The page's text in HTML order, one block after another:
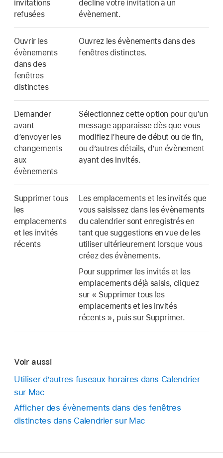
invitations
refusées
décline votre invitation à un
évènement.
Ouvrir les
évènements
dans des
fenêtres
distinctes
Ouvrez les évènements dans des
fenêtres distinctes.
Demander
avant
d’envoyer les
changements
aux
évènements
Sélectionnez cette option pour qu’un
message apparaisse dès que vous
modifiez l’heure de début ou de fin,
ou d’autres détails, d’un évènement
ayant des invités.
Supprimer tous
les
emplacements
et les invités
récents
Les emplacements et les invités que
vous saisissez dans les évènements
du calendrier sont enregistrés en
tant que suggestions en vue de les
utiliser ultérieurement lorsque vous
créez des évènements.
Pour supprimer les invités et les
emplacements déjà saisis, cliquez
sur « Supprimer tous les
emplacements et les invités
récents », puis sur Supprimer.
Voir aussi
Utiliser d’autres fuseaux horaires dans Calendrier
sur Mac
Afficher des évènements dans des fenêtres
distinctes dans Calendrier sur Mac